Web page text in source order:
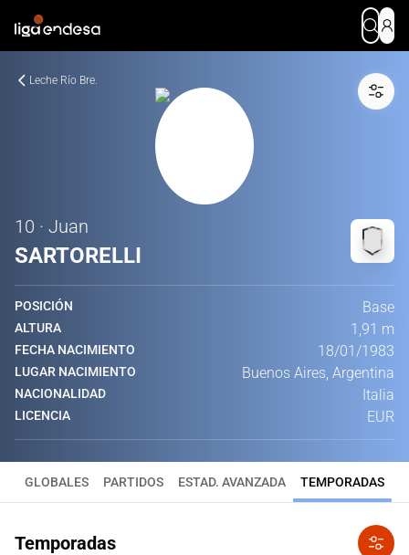
Leche Río Bre.
10 · Juan
SARTORELLI
POSICIÓN Base
ALTURA 1,91 m
FECHA NACIMIENTO 18/01/1983
LUGAR NACIMIENTO Buenos Aires, Argentina
NACIONALIDAD Italia
LICENCIA EUR
GLOBALES PARTIDOS ESTAD. AVANZADA TEMPORADAS
Temporadas